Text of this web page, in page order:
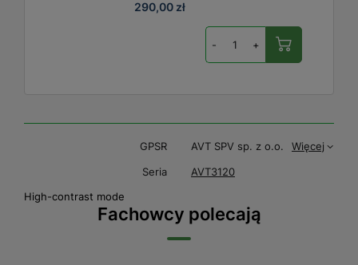
290,00 zł
- +
GPSR AVT SPV sp. z o.o.
Więcej
Seria
AVT3120
High-contrast mode
Fachowcy polecają